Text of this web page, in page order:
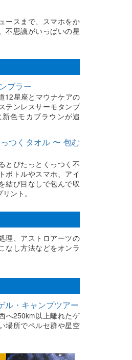
ースまで、スマホをか
不思議がいっぱいの星
ブラー
12星座とマウナケアの
テンレスサーモタンブ
色モカブラウンが追
つくタオル 〜 包む
とぴたっとくっつく不
ボトルやスマホ、アイ
結び目なしで包んで収
ント。
理、アストロアーツの
なし方法などをオンラ
ル・キャンプツアー
へ250km以上離れたゲ
場所でペルセ群や星空